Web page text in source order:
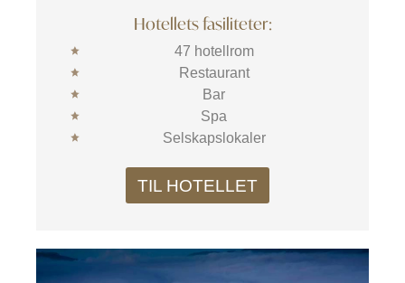
Hotellets fasiliteter:
47 hotellrom
Restaurant
Bar
Spa
Selskapslokaler
TIL HOTELLET